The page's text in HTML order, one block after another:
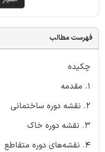
فهرست مطالب
چکیده
1. مقدمه
2. نقشه دوره ساختمانی
3. نقشه دوره خاک
4. نقشه‌های دوره متقاطع